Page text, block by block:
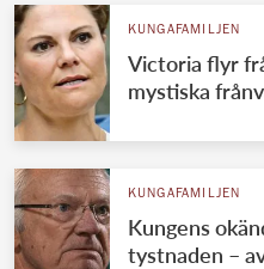
KUNGAFAMILJEN
Victoria flyr
mystiska
KUNGAFAMILJEN
Kungens
tystnaden –